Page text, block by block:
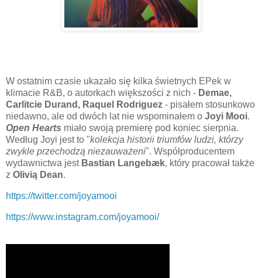
W ostatnim czasie ukazało się kilka świetnych EPek w
klimacie R&B, o autorkach większości z nich - Demae,
Carlitcie Durand, Raquel Rodriguez - pisałem stosunkowo
niedawno, ale od dwóch lat nie wspominałem o Joyi Mooi.
Open Hearts miało swoją premierę pod koniec sierpnia.
Według Joyi jest to "kolekcja historii triumfów ludzi, którzy
zwykle przechodzą niezauważeni". Współproducentem
wydawnictwa jest Bastian Langebæk, który pracował także
z Olivią Dean.
https://twitter.com/joyamooi
https://www.instagram.com/joyamooi/